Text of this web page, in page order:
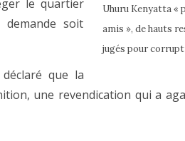
Uhuru Kenyatta «
amis », de hauts
jugés pour
le quartier
soit
que la
une revendication qui a